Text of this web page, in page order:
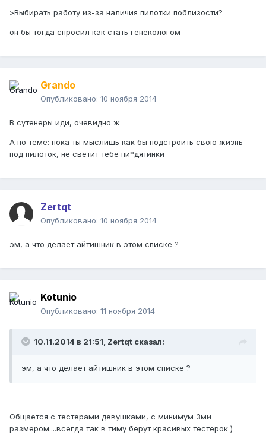
>Выбирать работу из-за наличия пилотки поблизости?
он бы тогда спросил как стать генекологом
Grando
Опубликовано: 10 ноября 2014
В сутенеры иди, очевидно ж
А по теме: пока ты мыслишь как бы подстроить свою жизнь
под пилоток, не светит тебе пи*дятинки
Zertqt
Опубликовано: 10 ноября 2014
эм, а что делает айтишник в этом списке ?
Kotunio
Опубликовано: 11 ноября 2014
10.11.2014 в 21:51, Zertqt сказал:
эм, а что делает айтишник в этом списке ?
Общается с тестерами девушками, с минимум 3ми
размером....всегда так в тиму берут красивых тестерок )